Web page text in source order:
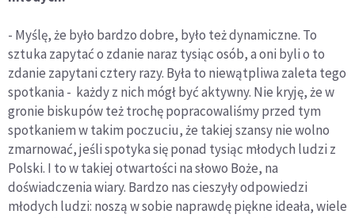
- Myślę, że było bardzo dobre, było też dynamiczne. To
sztuka zapytać o zdanie naraz tysiąc osób, a oni byli o to
zdanie zapytani cztery razy. Była to niewątpliwa zaleta tego
spotkania - każdy z nich mógł być aktywny. Nie kryję, że w
gronie biskupów też trochę popracowaliśmy przed tym
spotkaniem w takim poczuciu, że takiej szansy nie wolno
zmarnować, jeśli spotyka się ponad tysiąc młodych ludzi z
Polski. I to w takiej otwartości na słowo Boże, na
doświadczenia wiary. Bardzo nas cieszyły odpowiedzi
młodych ludzi: noszą w sobie naprawdę piękne ideała, wiele